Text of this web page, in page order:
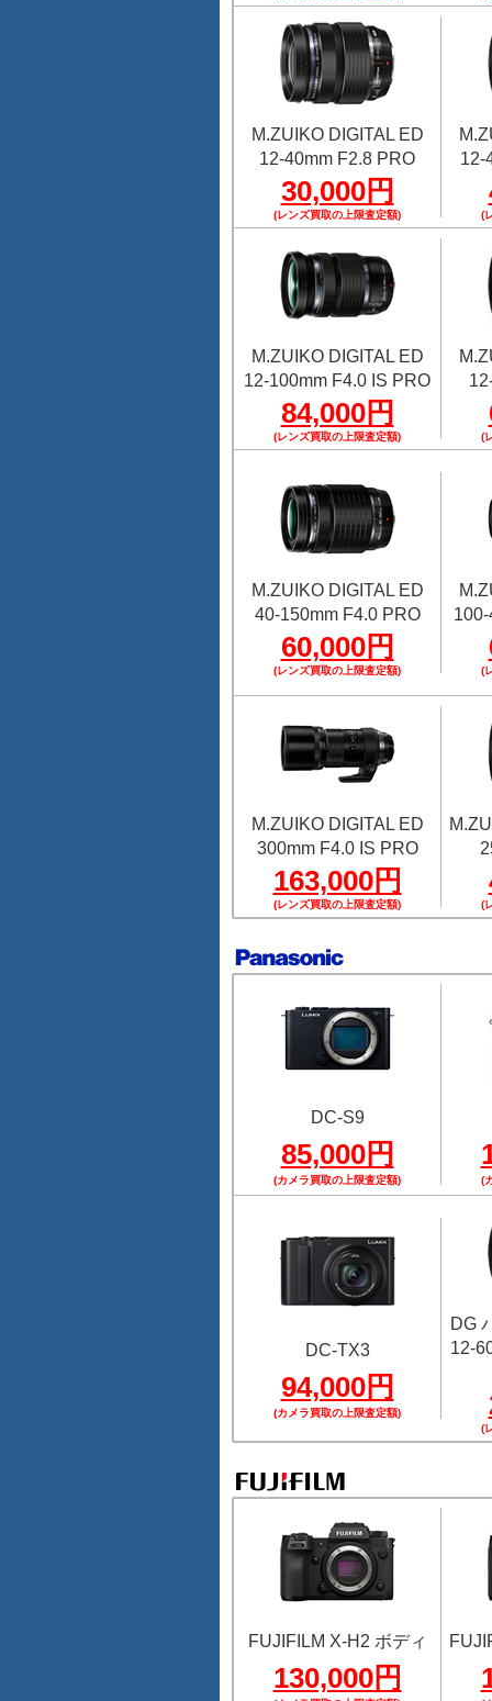
M.ZUIKO DIGITAL ED
12-40mm F2.8 PRO
30,000円
(レンズ買取の上限査定額)
12-
(
M.ZUIKO DIGITAL ED
12-100mm F4.0 IS PRO
84,000円
(レンズ買取の上限査定額) (
M.ZUIKO DIGITAL ED
40-150mm F4.0 PRO
60,000円
(レンズ買取の上限査定額) (
M.ZUIKO DIGITAL ED
300mm F4.0 IS PRO
163,000円
(レンズ買取の上限査定額) (
DC-S9
85,000円
(カメラ買取の上限査定額) (
DC-TX3
94,000円
(カメラ買取の上限査定額)
DG
12-
(
FUJIFILM X-H2 ボディ
130,000円